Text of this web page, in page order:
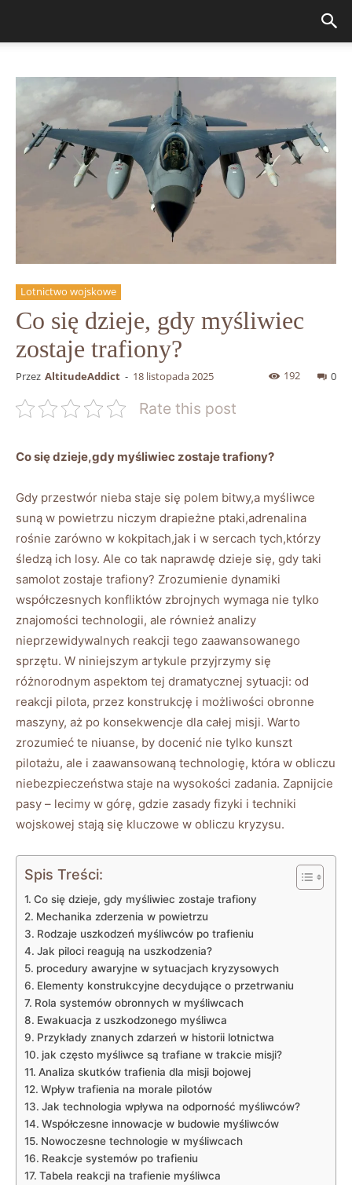
Lotnictwo wojskowe
Co się dzieje, gdy myśliwiec
zostaje trafiony?
Przez AltitudeAddict - 18 listopada 2025 0
192
Rate this post
Co się dzieje,gdy myśliwiec zostaje trafiony?
Gdy przestwór nieba staje się polem bitwy,a myśliwce
suną w powietrzu niczym drapieżne ptaki,adrenalina
rośnie zarówno w kokpitach,jak i w sercach tych,którzy
śledzą ich losy. Ale co tak naprawdę dzieje się, gdy taki
samolot zostaje trafiony? Zrozumienie dynamiki
współczesnych konfliktów zbrojnych wymaga nie tylko
znajomości technologii, ale również analizy
nieprzewidywalnych reakcji tego zaawansowanego
sprzętu. W niniejszym artykule przyjrzymy się
różnorodnym aspektom tej dramatycznej sytuacji: od
reakcji pilota, przez konstrukcję i możliwości obronne
maszyny, aż po konsekwencje dla całej misji. Warto
zrozumieć te niuanse, by docenić nie tylko kunszt
pilotażu, ale i zaawansowaną technologię, która w obliczu
niebezpieczeństwa staje na wysokości zadania. Zapnijcie
pasy – lecimy w górę, gdzie zasady fizyki i techniki
wojskowej stają się kluczowe w obliczu kryzysu.
Spis Treści:
Co się dzieje, gdy myśliwiec zostaje trafiony
Mechanika zderzenia w powietrzu
Rodzaje uszkodzeń myśliwców po trafieniu
Jak piloci reagują na uszkodzenia?
procedury awaryjne w sytuacjach kryzysowych
Elementy konstrukcyjne decydujące o przetrwaniu
Rola systemów obronnych w myśliwcach
Ewakuacja z uszkodzonego myśliwca
Przykłady znanych zdarzeń w historii lotnictwa
jak często myśliwce są trafiane w trakcie misji?
Analiza skutków trafienia dla misji bojowej
Wpływ trafienia na morale pilotów
Jak technologia wpływa na odporność myśliwców?
Współczesne innowacje w budowie myśliwców
Nowoczesne technologie w myśliwcach
Reakcje systemów po trafieniu
Tabela reakcji na trafienie myśliwca